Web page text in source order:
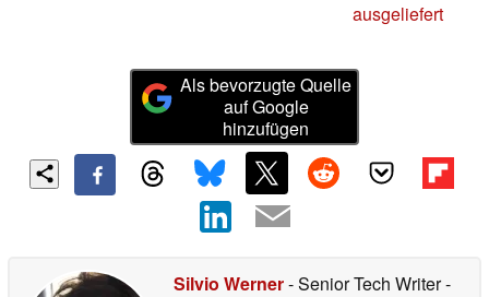
ausgeliefert
Als bevorzugte Quelle
auf Google
hinzufügen
Silvio Werner- Senior Tech Writer-